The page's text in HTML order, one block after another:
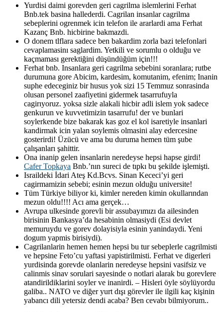
Yurdisi daimi gorevden geri cagrilma islemlerini Ferhat
Bnb.tek basina hallederdi. Cagrilan insanlar cagrilma
sebeplerini ogrenmek icin telefon ile ararlardi ama Ferhat
Kazanç Bnb. hicbirine bakmazdi.
O donem tlflara sadece ben bakardim zorla bazi telefonlari
cevaplamasinı saglardim. Yetkili ve sorumlu o olduğu ve
kaçmaması gerektiğini düşündüğüm için!!!
Ferhat bnb. Insanlara geri cagrilma sebebini soranlara; rutbe
durumuna gore Abicim, kardesim, komutanim, efenim; Inanin
suphe edeceginiz bir husus yok sizi 15 Temmuz sonrasinda
olusan personel zaafiyetini gidermek tasarrufuyla
cagirıyoruz. yoksa sizle alakali hicbir adli islem yok sadece
genkurun ve kuvvetimizin tasarrufu! der ve bunlari
soylerkende bize bakarak kas goz el kol isaretiyle insanlari
kandirmak icin yalan soylemis olmasini alay edercesine
gosterirdi! Üzücü ve ama bu duruma hemen tüm şube
çalışanları şahittir.
Ona inanip gelen insanlarin neredeyse hepsi hapse girdi!
Cafer Topkaya Bnb.’nın sureci de tıpkı bu şekilde işlemişti.
Israildeki İdari Ateş Kd.Bcvs. Sinan Kececi’yi geri
cagirmamizin sebebi; esinin mezun olduğu universite!
Tüm Türkiye biliyor ki, kimler nereden kimin okullarından
mezun oldu!!!! Acı ama gerçek…
Avrupa ulkesinde gorevli bir assubayımızı da ailesinden
birisinin Bankasya’da hesabinin olmasiydi (Esi devlet
memuruydu ve gorev dolayisiyla esinin yanindaydi. Yeni
dogum yapmis birisiydi).
Cagrilanlarin hemen hemen hepsi bu tur sebeplerle cagrilmisti
ve hepsine Feto’cu yaftasi yapistirilmisti. Ferhat ve digerleri
yurdisinda gorevde olanlarin neredeyse hepsini vasifsiz ve
calinmis sinav sorulari sayesinde o notlari alarak bu gorevlere
atandirildiklarini soyler ve inanirdi. – Hisleri öyle söylüyordu
galiba.. NATO ve diğer yurt dışı görevler ile ilgili kaç kişinin
yabancı dili yetersiz dendi acaba? Ben cevabı bilmiyorum..